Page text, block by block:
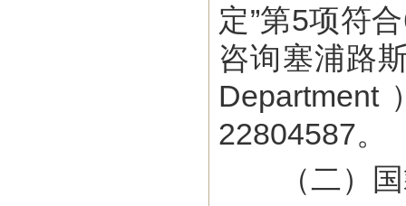
定”第5项符
咨询塞浦路
22804587。
（二）国